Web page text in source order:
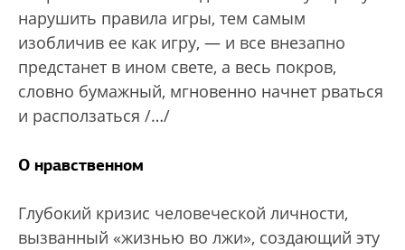
нарушить правила игры, тем самым
изобличив ее как игру, — и все внезапно
предстанет в ином свете, а весь покров,
словно бумажный, мгновенно начнет рваться
и расползаться /…/
О нравственном
Глубокий кризис человеческой личности,
вызванный «жизнью во лжи», создающий эту